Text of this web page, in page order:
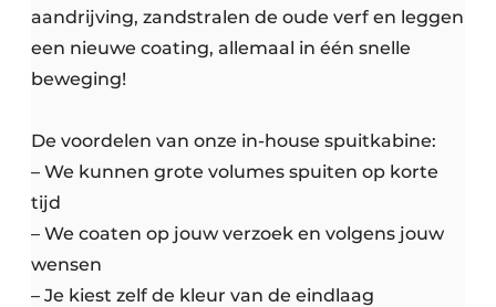
aandrijving, zandstralen de oude verf en leggen
een nieuwe coating, allemaal in één snelle
beweging!
De voordelen van onze in-house spuitkabine:
– We kunnen grote volumes spuiten op korte
tijd
– We coaten op jouw verzoek en volgens jouw
wensen
– Je kiest zelf de kleur van de eindlaag